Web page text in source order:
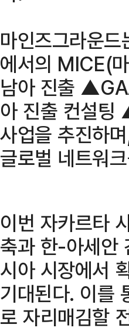
마인즈그라운
에서의 MICE(
남아 진출
아 진출 컨설팅
사업을 추진하
글로벌 네트워
이번 자카르타
축과 한-아세안
시아 시장에서
기대된다. 이를
로 자리매김할